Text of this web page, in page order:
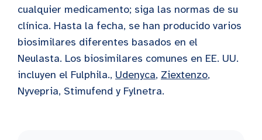
cualquier medicamento; siga las normas de su
clínica. Hasta la fecha, se han producido varios
biosimilares diferentes basados en el
Neulasta. Los biosimilares comunes en EE. UU.
incluyen el Fulphila., Udenyca, Ziextenzo,
Nyvepria, Stimufend y Fylnetra.